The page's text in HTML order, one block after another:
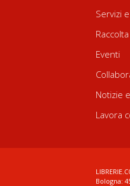
Servizi
Eventi
Notizie
Lavora
Bologna: